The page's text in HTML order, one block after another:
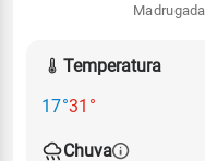
Madrugada
Temperatura
17°31°
Chuva